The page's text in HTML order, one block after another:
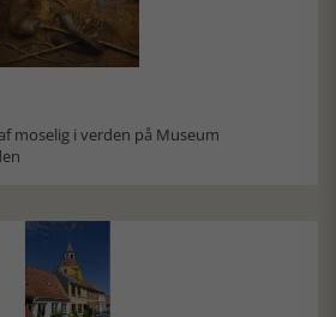
moselig i verden på Museum